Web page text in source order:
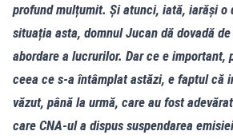
profund mulțumit. Și atunci, iată, iarăși o
situația asta, domnul Jucan dă dovadă
abordare a lucrurilor. Dar ce e important,
ceea ce s‑a întâmplat astăzi, e faptul că
văzut, până la urmă, care au fost
care CNA‑ul a dispus suspendarea